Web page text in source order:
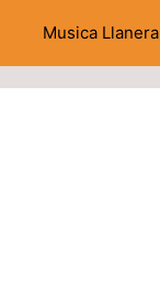
Musica Llanera